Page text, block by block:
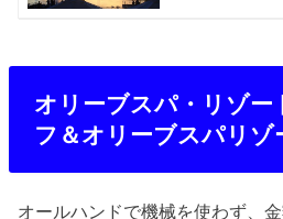
オリーブスパ・リゾー
フ＆オリーブスパリゾ
オールハンドで機械を使わず、